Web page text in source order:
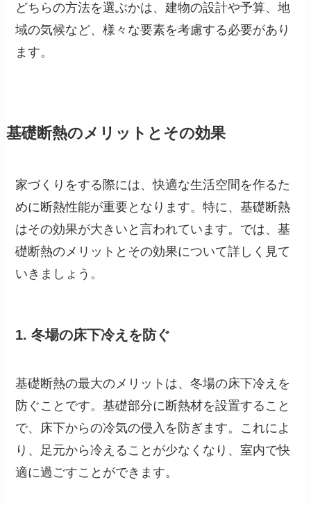
どちらの方法を選ぶかは、建物の設計や予算、地
域の気候など、様々な要素を考慮する必要があり
ます。
基礎断熱のメリットとその効果
家づくりをする際には、快適な生活空間を作るた
めに断熱性能が重要となります。特に、基礎断熱
はその効果が大きいと言われています。では、基
礎断熱のメリットとその効果について詳しく見て
いきましょう。
1. 冬場の床下冷えを防ぐ
基礎断熱の最大のメリットは、冬場の床下冷えを
防ぐことです。基礎部分に断熱材を設置すること
で、床下からの冷気の侵入を防ぎます。これによ
り、足元から冷えることが少なくなり、室内で快
適に過ごすことができます。